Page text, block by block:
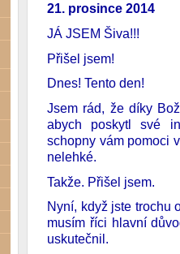
21. prosince 2014
JÁ JSEM Šiva!!!
Přišel jsem!
Dnes! Tento den!
Jsem rád, že díky
abych poskytl své
schopny vám pomoci
nelehké.
Takže. Přišel jsem.
Nyní, když jste trochu
musím říci hlavní
uskutečnil.